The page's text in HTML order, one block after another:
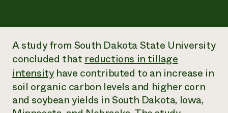
Informe de
impacto 2024
LEER EL INFORME
Latinos en la agricultura
Sistemas alimentarios locales
Agricultura urbana
Las mujeres en la agricultura
Evento anual de reciclaje de productos electrónicos
Blog
Podcasts
Publicaciones
Cursos cortos
Vídeos
Boletín
Consultas de los medios de comunicación
A study from South Dakota State University
concluded thatreductions in tillage
intensityhave contributed to an increase in
soil organic carbon levels and higher corn
and soybean yields in South Dakota, Iowa,